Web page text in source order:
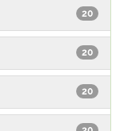
20
20
20